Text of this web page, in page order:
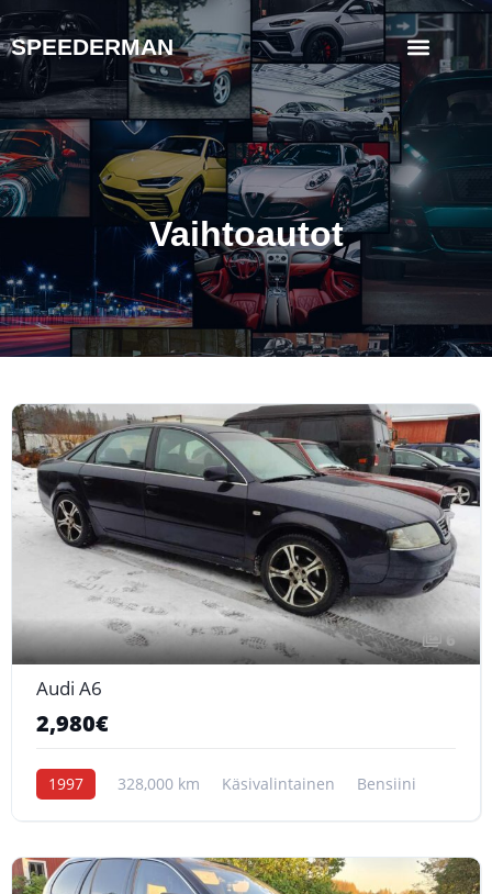
SPEEDERMAN
Vaihtoautot
6
Audi A6
2,980€
1997 328,000 km Käsivalintainen Bensiini